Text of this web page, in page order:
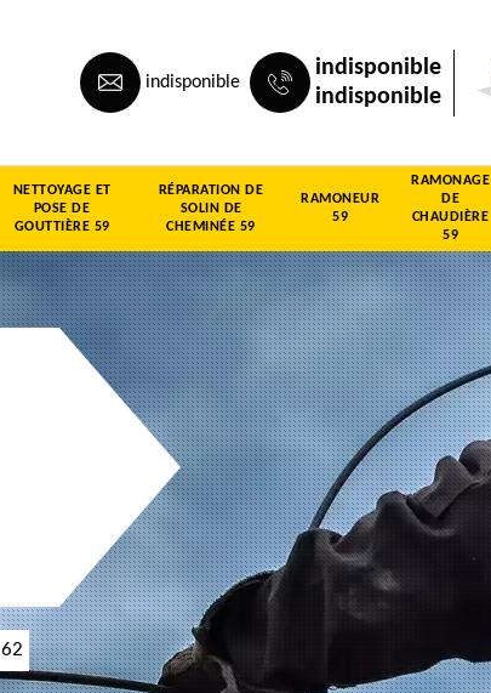
indisponible
indisponible
indisponible
NETTOYAGE ET
POSE DE
GOUTTIÈRE 59
RÉPARATION DE
SOLIN DE
CHEMINÉE 59
RAMONEUR
59
RAMONAGE
DE
CHAUDIÈRE
59